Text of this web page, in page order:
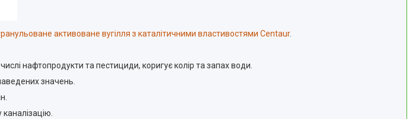
активоване вугілля з каталітичними властивостями Centaur.
нафтопродукти та пестициди, коригує колір та запах води.
значень.